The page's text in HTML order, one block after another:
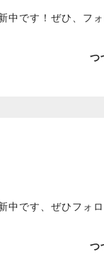
中です！ぜひ、フ
つ
中です、ぜひフォ
つ